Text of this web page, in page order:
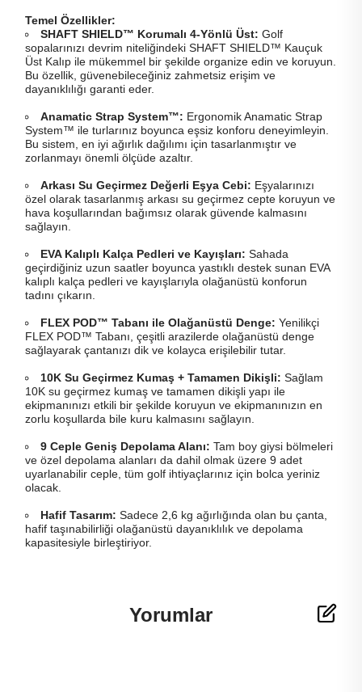
Temel Özellikler:
SHAFT SHIELD™ Korumalı 4-Yönlü Üst: Golf
sopalarınızı devrim niteliğindeki SHAFT SHIELD™ Kauçuk
Üst Kalıp ile mükemmel bir şekilde organize edin ve koruyun.
Bu özellik, güvenebileceğiniz zahmetsiz erişim ve
dayanıklılığı garanti eder.
Anamatic Strap System™: Ergonomik Anamatic Strap
System™ ile turlarınız boyunca eşsiz konforu deneyimleyin.
Bu sistem, en iyi ağırlık dağılımı için tasarlanmıştır ve
zorlanmayı önemli ölçüde azaltır.
Arkası Su Geçirmez Değerli Eşya Cebi: Eşyalarınızı
özel olarak tasarlanmış arkası su geçirmez cepte koruyun ve
hava koşullarından bağımsız olarak güvende kalmasını
sağlayın.
EVA Kalıplı Kalça Pedleri ve Kayışları: Sahada
geçirdiğiniz uzun saatler boyunca yastıklı destek sunan EVA
kalıplı kalça pedleri ve kayışlarıyla olağanüstü konforun
tadını çıkarın.
FLEX POD™ Tabanı ile Olağanüstü Denge: Yenilikçi
FLEX POD™ Tabanı, çeşitli arazilerde olağanüstü denge
sağlayarak çantanızı dik ve kolayca erişilebilir tutar.
10K Su Geçirmez Kumaş + Tamamen Dikişli: Sağlam
10K su geçirmez kumaş ve tamamen dikişli yapı ile
ekipmanınızı etkili bir şekilde koruyun ve ekipmanınızın en
zorlu koşullarda bile kuru kalmasını sağlayın.
9 Ceple Geniş Depolama Alanı: Tam boy giysi bölmeleri
ve özel depolama alanları da dahil olmak üzere 9 adet
uyarlanabilir ceple, tüm golf ihtiyaçlarınız için bolca yeriniz
olacak.
Hafif Tasarım: Sadece 2,6 kg ağırlığında olan bu çanta,
hafif taşınabilirliği olağanüstü dayanıklılık ve depolama
kapasitesiyle birleştiriyor.
Yorumlar